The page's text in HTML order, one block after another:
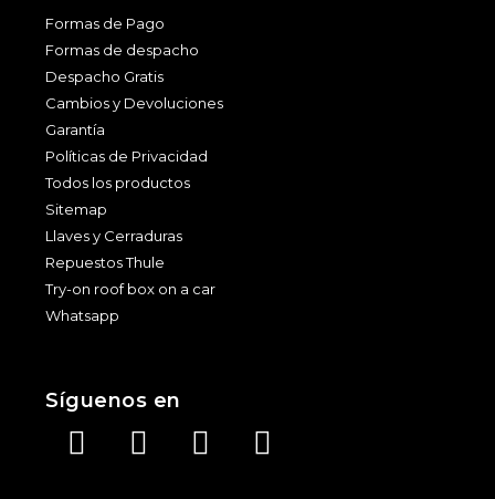
Formas de Pago
Formas de despacho
Despacho Gratis
Cambios y Devoluciones
Garantía
Políticas de Privacidad
Todos los productos
Sitemap
Llaves y Cerraduras
Repuestos Thule
Try-on roof box on a car
Whatsapp
Síguenos en